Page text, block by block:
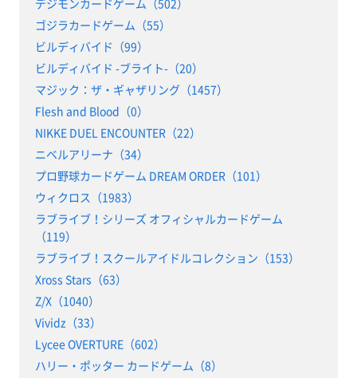
ゴジラカードゲーム（55）
ビルディバイド（99）
ビルディバイド -ブライト-（20）
マジック：ザ・ギャザリング（1457）
Flesh and Blood（0）
NIKKE DUEL ENCOUNTER（22）
ニベルアリーナ（34）
プロ野球カードゲーム DREAM ORDER（101）
ウィクロス（1983）
ラブライブ！シリーズ オフィシャルカードゲーム
（119）
ラブライブ！スクールアイドルコレクション（153）
Xross Stars（63）
Z/X（1040）
Vividz（33）
Lycee OVERTURE（602）
ハリー・ポッター カードゲーム（8）